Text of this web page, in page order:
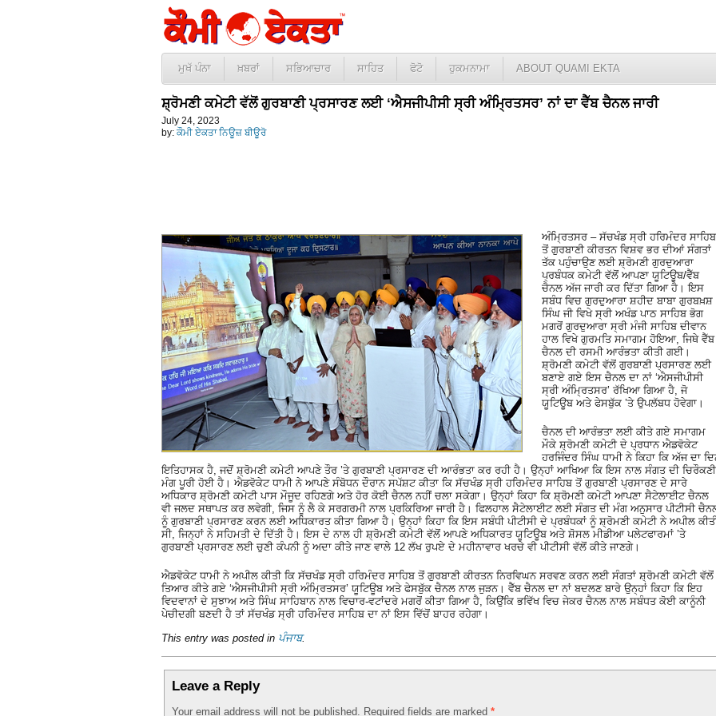
ਮੁਖੱ ਪੰਨਾ ਖ਼ਬਰਾਂ ਸਭਿਆਚਾਰ ਸਾਹਿਤ ਫੋਟੋ ਹੁਕਮਨਾਮਾ ABOUT QUAMI EKTA
ਸ਼੍ਰੋਮਣੀ ਕਮੇਟੀ ਵੱਲੋਂ ਗੁਰਬਾਣੀ ਪ੍ਰਸਾਰਣ ਲਈ ‘ਐਸਜੀਪੀਸੀ ਸ੍ਰੀ ਅੰਮ੍ਰਿਤਸਰ’ ਨਾਂ ਦਾ ਵੈੱਬ ਚੈਨਲ ਜਾਰੀ
July 24, 2023
by: ਕੌਮੀ ਏਕਤਾ ਨਿਊਜ਼ ਬੀਊਰੋ
ਅੰਮ੍ਰਿਤਸਰ – ਸੱਚਖੰਡ ਸ੍ਰੀ ਹਰਿਮੰਦਰ ਸਾਹਿਬ
ਤੋਂ ਗੁਰਬਾਣੀ ਕੀਰਤਨ ਵਿਸ਼ਵ ਭਰ ਦੀਆਂ ਸੰਗਤਾਂ
ਤੱਕ ਪਹੁੰਚਾਉਣ ਲਈ ਸ਼੍ਰੋਮਣੀ ਗੁਰਦੁਆਰਾ
ਪ੍ਰਬੰਧਕ ਕਮੇਟੀ ਵੱਲੋਂ ਆਪਣਾ ਯੂਟਿਊਬ/ਵੈੱਬ
ਚੈਨਲ ਅੱਜ ਜਾਰੀ ਕਰ ਦਿੱਤਾ ਗਿਆ ਹੈ। ਇਸ
ਸਬੰਧ ਵਿਚ ਗੁਰਦੁਆਰਾ ਸ਼ਹੀਦ ਬਾਬਾ ਗੁਰਬਖ਼ਸ਼
ਸਿੰਘ ਜੀ ਵਿਖੇ ਸ੍ਰੀ ਅਖੰਡ ਪਾਠ ਸਾਹਿਬ ਭੋਗ
ਮਗਰੋਂ ਗੁਰਦੁਆਰਾ ਸ੍ਰੀ ਮੰਜੀ ਸਾਹਿਬ ਦੀਵਾਨ
ਹਾਲ ਵਿਖੇ ਗੁਰਮਤਿ ਸਮਾਗਮ ਹੋਇਆ, ਜਿਥੇ ਵੈੱਬ
ਚੈਨਲ ਦੀ ਰਸਮੀ ਆਰੰਭਤਾ ਕੀਤੀ ਗਈ।
ਸ਼੍ਰੋਮਣੀ ਕਮੇਟੀ ਵੱਲੋਂ ਗੁਰਬਾਣੀ ਪ੍ਰਸਾਰਣ ਲਈ
ਬਣਾਏ ਗਏ ਇਸ ਚੈਨਲ ਦਾ ਨਾਂ ‘ਐਸਜੀਪੀਸੀ
ਸ੍ਰੀ ਅੰਮ੍ਰਿਤਸਰ’ ਰੱਖਿਆ ਗਿਆ ਹੈ, ਜੋ
ਯੂਟਿਊਬ ਅਤੇ ਫੇਸਬੁੱਕ ’ਤੇ ਉਪਲੱਬਧ ਹੋਵੇਗਾ।
ਚੈਨਲ ਦੀ ਆਰੰਭਤਾ ਲਈ ਕੀਤੇ ਗਏ ਸਮਾਗਮ
ਮੌਕੇ ਸ਼੍ਰੋਮਣੀ ਕਮੇਟੀ ਦੇ ਪ੍ਰਧਾਨ ਐਡਵੋਕੇਟ
ਹਰਜਿੰਦਰ ਸਿੰਘ ਧਾਮੀ ਨੇ ਕਿਹਾ ਕਿ ਅੱਜ ਦਾ
ਇਤਿਹਾਸਕ ਹੈ, ਜਦੋਂ ਸ਼੍ਰੋਮਣੀ ਕਮੇਟੀ ਆਪਣੇ ਤੌਰ ’ਤੇ ਗੁਰਬਾਣੀ ਪ੍ਰਸਾਰਣ ਦੀ ਆਰੰਭਤਾ ਕਰ ਰਹੀ ਹੈ। ਉਨ੍ਹਾਂ ਆਖਿਆ ਕਿ ਇਸ ਨਾਲ ਸੰਗਤ ਦੀ ਚਿਰੌਕਣੀ
ਮੰਗ ਪੂਰੀ ਹੋਈ ਹੈ। ਐਡਵੋਕੇਟ ਧਾਮੀ ਨੇ ਆਪਣੇ ਸੰਬੋਧਨ ਦੌਰਾਨ ਸਪੱਸ਼ਟ ਕੀਤਾ ਕਿ ਸੱਚਖੰਡ ਸ੍ਰੀ ਹਰਿਮੰਦਰ ਸਾਹਿਬ ਤੋਂ ਗੁਰਬਾਣੀ ਪ੍ਰਸਾਰਣ ਦੇ ਸਾਰੇ
ਅਧਿਕਾਰ ਸ਼੍ਰੋਮਣੀ ਕਮੇਟੀ ਪਾਸ ਮੌਜੂਦ ਰਹਿਣਗੇ ਅਤੇ ਹੋਰ ਕੋਈ ਚੈਨਲ ਨਹੀਂ ਚਲਾ ਸਕੇਗਾ। ਉਨ੍ਹਾਂ ਕਿਹਾ ਕਿ ਸ਼੍ਰੋਮਣੀ ਕਮੇਟੀ ਆਪਣਾ ਸੈਟੇਲਾਈਟ ਚੈਨਲ
ਵੀ ਜਲਦ ਸਥਾਪਤ ਕਰ ਲਵੇਗੀ, ਜਿਸ ਨੂੰ ਲੈ ਕੇ ਸਰਗਰਮੀ ਨਾਲ ਪ੍ਰਕਿਰਿਆ ਜਾਰੀ ਹੈ। ਫਿਲਹਾਲ ਸੈਟੇਲਾਈਟ ਲਈ ਸੰਗਤ ਦੀ ਮੰਗ ਅਨੁਸਾਰ ਪੀਟੀਸੀ
ਨੂੰ ਗੁਰਬਾਣੀ ਪ੍ਰਸਾਰਣ ਕਰਨ ਲਈ ਅਧਿਕਾਰਤ ਕੀਤਾ ਗਿਆ ਹੈ। ਉਨ੍ਹਾਂ ਕਿਹਾ ਕਿ ਇਸ ਸਬੰਧੀ ਪੀਟੀਸੀ ਦੇ ਪ੍ਰਬੰਧਕਾਂ ਨੂੰ ਸ਼੍ਰੋਮਣੀ ਕਮੇਟੀ ਨੇ ਅਪੀਲ
ਸੀ, ਜਿਨ੍ਹਾਂ ਨੇ ਸਹਿਮਤੀ ਦੇ ਦਿੱਤੀ ਹੈ। ਇਸ ਦੇ ਨਾਲ ਹੀ ਸ਼੍ਰੋਮਣੀ ਕਮੇਟੀ ਵੱਲੋਂ ਆਪਣੇ ਅਧਿਕਾਰਤ ਯੂਟਿਊਬ ਅਤੇ ਸ਼ੋਸਲ ਮੀਡੀਆ ਪਲੇਟਫਾਰਮਾਂ ’ਤੇ
ਗੁਰਬਾਣੀ ਪ੍ਰਸਾਰਣ ਲਈ ਚੁਣੀ ਕੰਪਨੀ ਨੂੰ ਅਦਾ ਕੀਤੇ ਜਾਣ ਵਾਲੇ 12 ਲੱਖ ਰੁਪਏ ਦੇ ਮਹੀਨਾਵਾਰ ਖਰਚੇ ਵੀ ਪੀਟੀਸੀ ਵੱਲੋਂ ਕੀਤੇ ਜਾਣਗੇ।
ਐਡਵੋਕੇਟ ਧਾਮੀ ਨੇ ਅਪੀਲ ਕੀਤੀ ਕਿ ਸੱਚਖੰਡ ਸ੍ਰੀ ਹਰਿਮੰਦਰ ਸਾਹਿਬ ਤੋਂ ਗੁਰਬਾਣੀ ਕੀਰਤਨ ਨਿਰਵਿਘਨ ਸਰਵਣ ਕਰਨ ਲਈ ਸੰਗਤਾਂ ਸ਼੍ਰੋਮਣੀ ਕਮੇਟੀ ਵੱਲੋਂ
ਤਿਆਰ ਕੀਤੇ ਗਏ ‘ਐਸਜੀਪੀਸੀ ਸ੍ਰੀ ਅੰਮ੍ਰਿਤਸਰ’ ਯੂਟਿਊਬ ਅਤੇ ਫੇਸਬੁੱਕ ਚੈਨਲ ਨਾਲ ਜੁੜਨ। ਵੈੱਬ ਚੈਨਲ ਦਾ ਨਾਂ ਬਦਲਣ ਬਾਰੇ ਉਨ੍ਹਾਂ ਕਿਹਾ ਕਿ ਇਹ
ਵਿਦਵਾਨਾਂ ਦੇ ਸੁਝਾਅ ਅਤੇ ਸਿੰਘ ਸਾਹਿਬਾਨ ਨਾਲ ਵਿਚਾਰ-ਵਟਾਂਦਰੇ ਮਗਰੋਂ ਕੀਤਾ ਗਿਆ ਹੈ, ਕਿਉਂਕਿ ਭਵਿੱਖ ਵਿਚ ਜੇਕਰ ਚੈਨਲ ਨਾਲ ਸਬੰਧਤ ਕੋਈ ਕਾਨੂੰਨੀ
ਪੇਚੀਦਗੀ ਬਣਦੀ ਹੈ ਤਾਂ ਸੱਚਖੰਡ ਸ੍ਰੀ ਹਰਿਮੰਦਰ ਸਾਹਿਬ ਦਾ ਨਾਂ ਇਸ ਵਿੱਚੋਂ ਬਾਹਰ ਰਹੇਗਾ।
This entry was posted in ਪੰਜਾਬ.
Leave a Reply
Your email address will not be published. Required fields are marked *